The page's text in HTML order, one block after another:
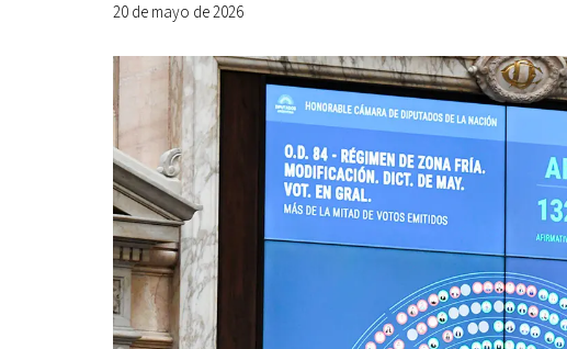
20 de mayo de 2026